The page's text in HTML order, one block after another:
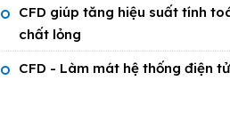
CFD giúp tăng hiệu suất tính
chất lỏng
CFD - Làm mát hệ thống điện tử